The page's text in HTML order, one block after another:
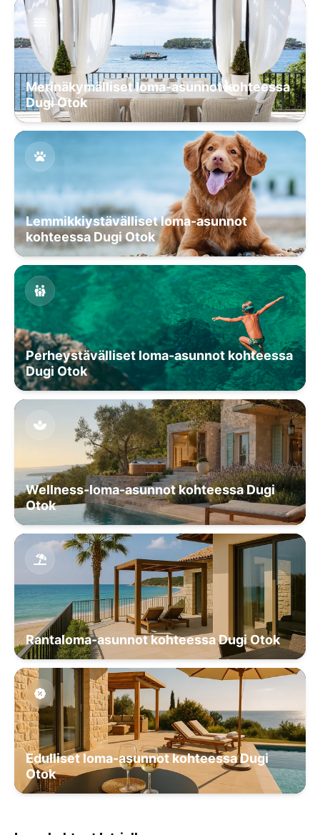
Merinäkymälliset loma-asunnot kohteessa
Dugi Otok
Lemmikkiystävälliset loma-asunnot
kohteessa Dugi Otok
Perheystävälliset loma-asunnot kohteessa
Dugi Otok
Wellness-loma-asunnot kohteessa Dugi
Otok
Rantaloma-asunnot kohteessa Dugi Otok
Edulliset loma-asunnot kohteessa Dugi
Otok